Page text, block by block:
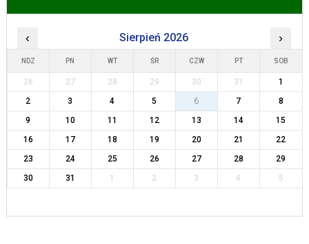
‹ Sierpień 2026 ›
NDZ PN WT ŚR CZW PT SOB
26 27 28 29 30 31
1
2
3 4 5 6 7
8
9
10 11 12 13 14
15
16
17 18 19 20 21
22
23
24 25 26 27 28
29
30
31 1 2 3 4 5